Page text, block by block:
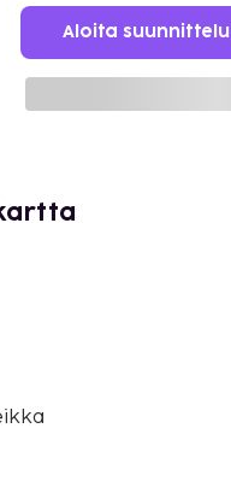
Aloita suunnittelu